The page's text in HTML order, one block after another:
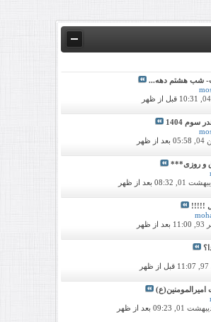
شب هشتم دهه...
10:31 قبل از ظهر
1404
05:58 بعد از ظهر
و روزی***
08:32 بعد از ظهر
!!!!!
11:00 بعد از ظهر
11:07 قبل از ظهر
09:23 بعد از ظهر